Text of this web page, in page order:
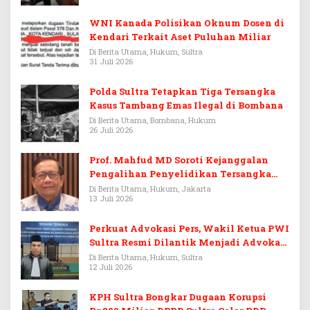
WNI Kanada Polisikan Oknum Dosen di
Kendari Terkait Aset Puluhan Miliar
Di Berita Utama, Hukum, Sultra
31 Juli 2026
Polda Sultra Tetapkan Tiga Tersangka
Kasus Tambang Emas Ilegal di Bombana
Di Berita Utama, Bombana, Hukum
26 Juli 2026
Prof. Mahfud MD Soroti Kejanggalan
Pengalihan Penyelidikan Tersangka
Febrie Adriansyah
Di Berita Utama, Hukum, Jakarta
13 Juli 2026
Perkuat Advokasi Pers, Wakil Ketua PWI
Sultra Resmi Dilantik Menjadi Advokat
PERADI
Di Berita Utama, Hukum, Sultra
12 Juli 2026
KPH Sultra Bongkar Dugaan Korupsi